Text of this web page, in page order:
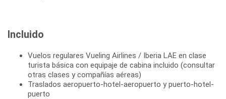
Incluido
Vuelos regulares Vueling Airlines / Iberia LAE en clase
turista básica con equipaje de cabina incluido (consultar
otras clases y compañías aéreas)
Traslados aeropuerto-hotel-aeropuerto y puerto-hotel-
puerto